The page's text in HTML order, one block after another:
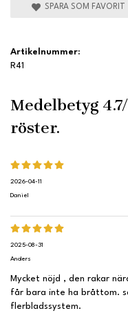
SPARA SOM FAVORIT
Artikelnummer:
R41
Medelbetyg 4.7
röster.
2026-04-11
Daniel
2025-08-31
Anders
Mycket nöjd , den rakar
får bara inte ha bråttom.
flerbladssystem.